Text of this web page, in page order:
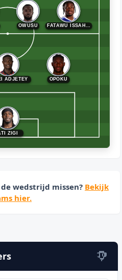
ZIGI
ADJETEY OPOKU
OWUSU FATAWU ISSAH…
wedstrijd missen? Bekijk
hier.